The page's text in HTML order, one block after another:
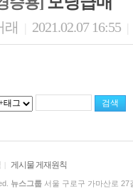
래 2021.02.07 16:55
| 게시물 게재원칙
뉴스그룹 서울 구로구 가마산로